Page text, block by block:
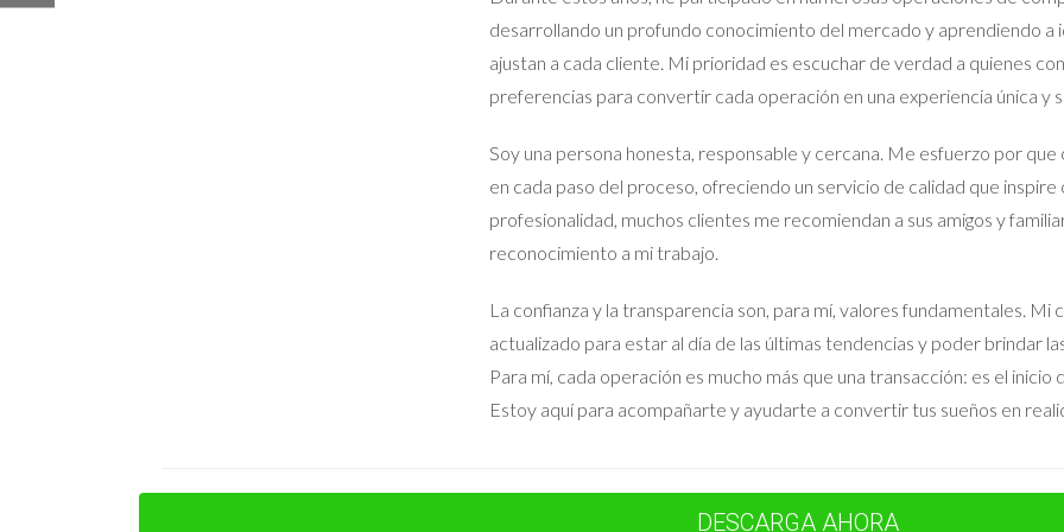
Caso de Estudio 3: El Impacto en el Precio
Finalmente, consideremos el ejemplo de Ana, quien tenía una propiedad con una calificación energética E. Su
para aumentar su calificación antes de listar la casa. Ana invirtió en aislamiento adicional y actualizó sus
casa con menor consumo energético y menores costos mensuales.
El certificado energético es mucho más que un simple documento; es una herramienta poderosa que puede influir
anteriores, estar bien preparado puede marcar la diferencia entre una venta exitosa y una experiencia frustrante.
propiedad, no dudes en contactar a un agente inmobiliario local como Iraido Rodriguez para guiarte a través del
¿Qué es un certificado energético?
desarrollando un profundo conocimiento del mercado y aprendiendo
ajustan a cada cliente. Mi prioridad es escuchar de verdad a quienes
preferencias para convertir cada operación en una experiencia única y
Soy una persona honesta, responsable y cercana. Me esfuerzo por
en cada paso del proceso, ofreciendo un servicio de calidad que inspire
profesionalidad, muchos clientes me recomiendan a sus amigos y
reconocimiento a mi trabajo.
La confianza y la transparencia son, para mí, valores fundamentales.
actualizado para estar al día de las últimas tendencias y poder brindar
Para mí, cada operación es mucho más que una transacción: es el inicio
Estoy aquí para acompañarte y ayudarte a convertir tus sueños en
DESCARGA AHORA